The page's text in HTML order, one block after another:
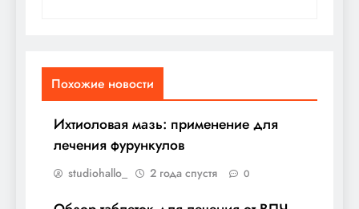
Похожие новости
Ихтиоловая мазь: применение для
лечения фурункулов
studiohallo_ 2 года спустя 0